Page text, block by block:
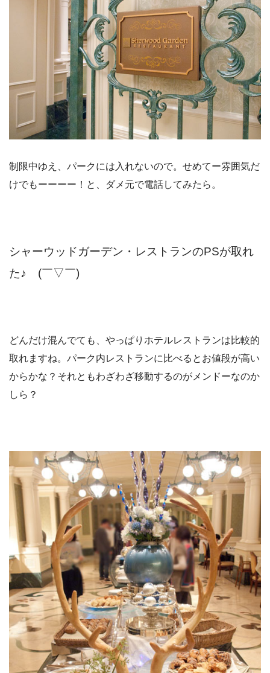
制限中ゆえ、パークには入れないので。せめてー雰囲気だ
けでもーーーー！と、ダメ元で電話してみたら。
シャーウッドガーデン・レストランのPSが取れ
た♪ (￣▽￣)
どんだけ混んでても、やっぱりホテルレストランは比較的
取れますね。パーク内レストランに比べるとお値段が高い
からかな？それともわざわざ移動するのがメンドーなのか
しら？